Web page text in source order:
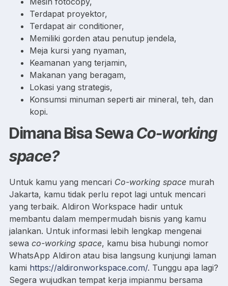
Terdapat proyektor,
Terdapat air conditioner,
Memiliki gorden atau penutup jendela,
Meja kursi yang nyaman,
Keamanan yang terjamin,
Makanan yang beragam,
Lokasi yang strategis,
Konsumsi minuman seperti air mineral, teh, dan
kopi.
Dimana Bisa SewaCo-working
space?
Untuk kamu yang mencari Co-working space murah
Jakarta, kamu tidak perlu repot lagi untuk mencari
yang terbaik. Aldiron Workspace hadir untuk
membantu dalam mempermudah bisnis yang kamu
jalankan. Untuk informasi lebih lengkap mengenai
sewa co-working space, kamu bisa hubungi nomor
WhatsApp Aldiron atau bisa langsung kunjungi laman
kami https://aldironworkspace.com/. Tunggu apa lagi?
Segera wujudkan tempat kerja impianmu bersama